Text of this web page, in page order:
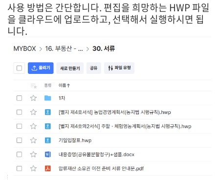
사용 방법은 간단합니다. 편집을 희망하는 HWP 파일
을 클라우드에 업로드하고, 선택해서 실행하시면 됩
니다.